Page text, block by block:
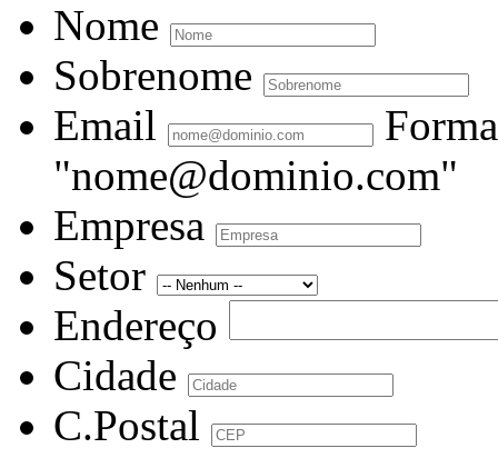
Nome
Sobrenome
Email
"nome@dominio.com"
Empresa
Setor
Endereço
Cidade
C.Postal